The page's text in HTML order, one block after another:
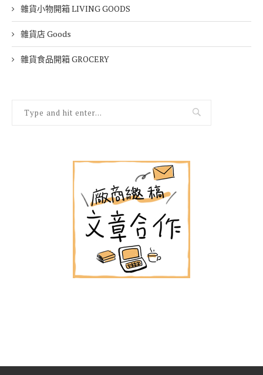
雜貨小物開箱 LIVING GOODS
雜貨店 Goods
雜貨食品開箱 GROCERY